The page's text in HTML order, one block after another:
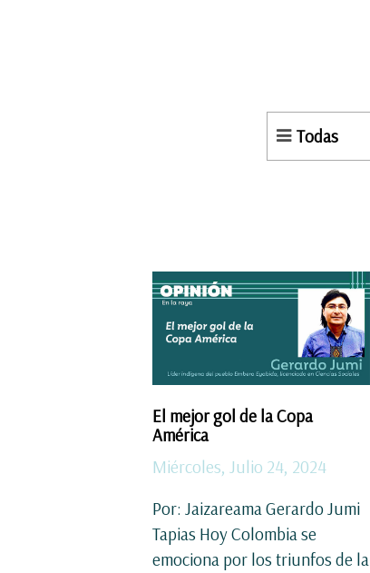
Todas
El mejor gol de la Copa
América
Miércoles, Julio 24, 2024
Por: Jaizareama Gerardo Jumi
Tapias Hoy Colombia se
emociona por los triunfos de la